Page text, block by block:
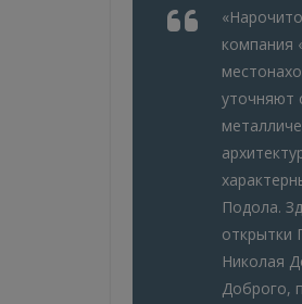
компания
уточняют
Подола.
открытки
Николая
Доброго,